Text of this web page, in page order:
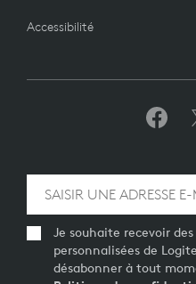
Accessibilité
Je souhaite recevoir
personnalisées de
désabonner à tout